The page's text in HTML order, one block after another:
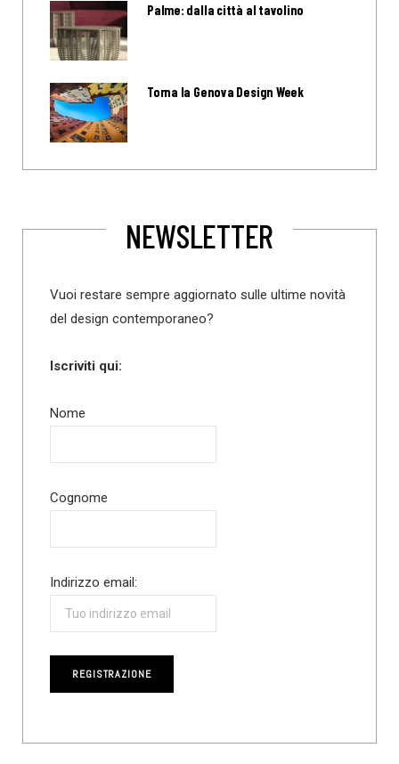
Palme: dalla città al tavolino
Torna la Genova Design Week
NEWSLETTER
Vuoi restare sempre aggiornato sulle ultime novità
del design contemporaneo?
Iscriviti qui:
Nome
Cognome
Indirizzo email: